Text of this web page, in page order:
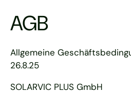
AGB
Allgemeine
26.8.25
SOLARVIC PLUS GmbH